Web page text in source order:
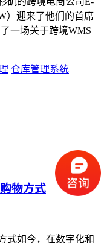
）迎来了他们的首席
一场关于跨境WMS
仓库管理系统
物方式
式如今，在数字化和